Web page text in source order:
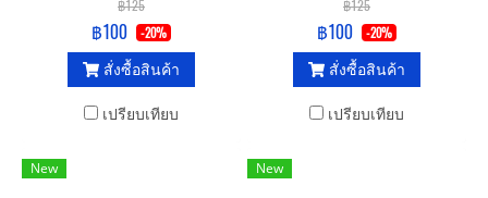
฿125
฿100 -20%
สั่งซื้อสินค้า
เปรียบเทียบ
฿125
฿100 -20%
สั่งซื้อสินค้า
เปรียบเทียบ
New New